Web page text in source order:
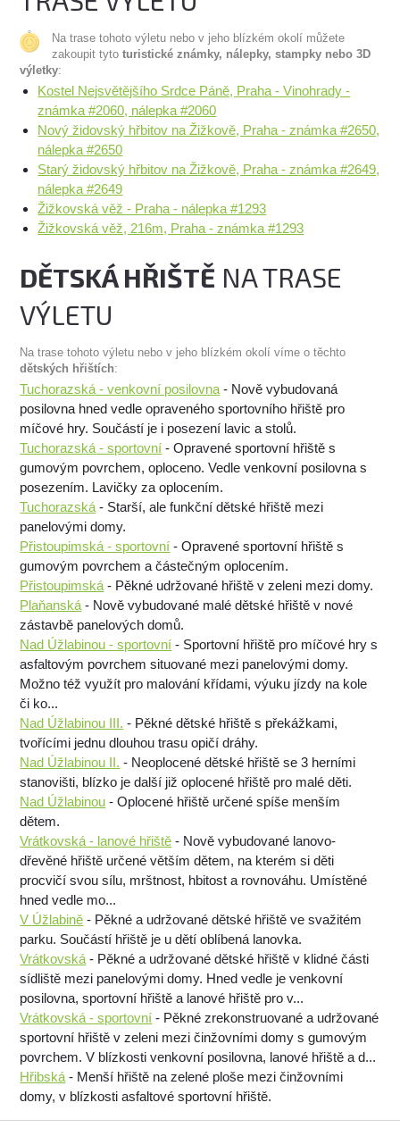
Na trase tohoto výletu nebo v jeho blízkém okolí můžete
zakoupit tytoturistické známky, nálepky, stampky nebo 3D
výletky:
Kostel Nejsvětějšího Srdce Páně, Praha - Vinohrady -
známka #2060, nálepka #2060
Nový židovský hřbitov na Žižkově, Praha - známka #2650,
nálepka #2650
Starý židovský hřbitov na Žižkově, Praha - známka #2649,
nálepka #2649
Žižkovská věž - Praha - nálepka #1293
Žižkovská věž, 216m, Praha - známka #1293
DĚTSKÁ HŘIŠTĚ NA TRASE
VÝLETU
Na trase tohoto výletu nebo v jeho blízkém okolí víme o těchto
dětských hřištích:
Tuchorazská - venkovní posilovna - Nově vybudovaná
posilovna hned vedle opraveného sportovního hřiště pro
míčové hry. Součástí je i posezení lavic a stolů.
Tuchorazská - sportovní - Opravené sportovní hřiště s
gumovým povrchem, oploceno. Vedle venkovní posilovna s
posezením. Lavičky za oplocením.
Tuchorazská - Starší, ale funkční dětské hřiště mezi
panelovými domy.
Přistoupimská - sportovní - Opravené sportovní hřiště s
gumovým povrchem a částečným oplocením.
Přistoupimská - Pěkné udržované hřiště v zeleni mezi domy.
Plaňanská - Nově vybudované malé dětské hřiště v nové
zástavbě panelových domů.
Nad Úžlabinou - sportovní - Sportovní hřiště pro míčové hry s
asfaltovým povrchem situované mezi panelovými domy.
Možno též využít pro malování křídami, výuku jízdy na kole
či ko...
Nad Úžlabinou III. - Pěkné dětské hřiště s překážkami,
tvořícími jednu dlouhou trasu opičí dráhy.
Nad Úžlabinou II. - Neoplocené dětské hřiště se 3 herními
stanovišti, blízko je další již oplocené hřiště pro malé děti.
Nad Úžlabinou - Oplocené hřiště určené spíše menším
dětem.
Vrátkovská - lanové hřiště - Nově vybudované lanovo-
dřevěné hřiště určené větším dětem, na kterém si děti
procvičí svou sílu, mrštnost, hbitost a rovnováhu. Umístěné
hned vedle mo...
V Úžlabině - Pěkné a udržované dětské hřiště ve svažitém
parku. Součástí hřiště je u dětí oblíbená lanovka.
Vrátkovská - Pěkné a udržované dětské hřiště v klidné části
sídliště mezi panelovými domy. Hned vedle je venkovní
posilovna, sportovní hřiště a lanové hřiště pro v...
Vrátkovská - sportovní - Pěkné zrekonstruované a udržované
sportovní hřiště v zeleni mezi činžovními domy s gumovým
povrchem. V blízkosti venkovní posilovna, lanové hřiště a d...
Hřibská - Menší hřiště na zelené ploše mezi činžovními
domy, v blízkosti asfaltové sportovní hřiště.